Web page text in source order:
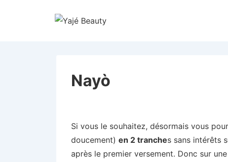
Nayò
Si vous le souhaitez, désormais vous
doucement) en 2 tranches sans intérêts
après le premier versement. Donc sur